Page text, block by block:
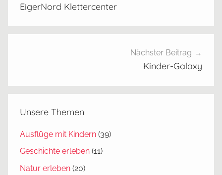
d
c
c
h
EigerNord Klettercenter
Nächster Beitrag
Kinder-Galaxy
Unsere Themen
Ausflüge mit Kindern (39)
Geschichte erleben (11)
Natur erleben (20)